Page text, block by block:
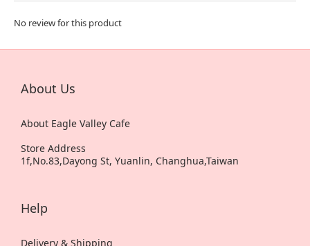
No review for this product
About Us
About Eagle Valley Cafe
Store Address
1f,No.83,Dayong St, Yuanlin, Changhua,Taiwan
Help
Delivery & Shipping